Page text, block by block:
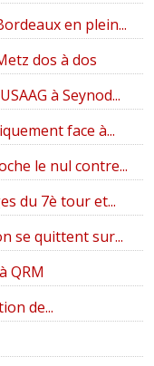
en plein...
dos à dos
à Seynod...
face à...
le nul contre...
du 7è tour et...
se quittent sur...
QRM
de...